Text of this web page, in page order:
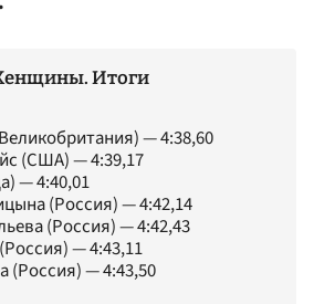
Итоги
— 4:38,60
(США) — 4:39,17
— 4:40,01
(Россия) — 4:42,14
(Россия) — 4:42,43
— 4:43,11
(Россия) — 4:43,50